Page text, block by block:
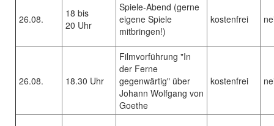
26.08.
18 bis
20 Uhr
Spiele-Abend (gerne
eigene Spiele
mitbringen!)
kostenfrei
26.08. 18.30 Uhr
Filmvorführung "In
der Ferne
gegenwärtig" über
Johann Wolfgang von
Goethe
kostenfrei